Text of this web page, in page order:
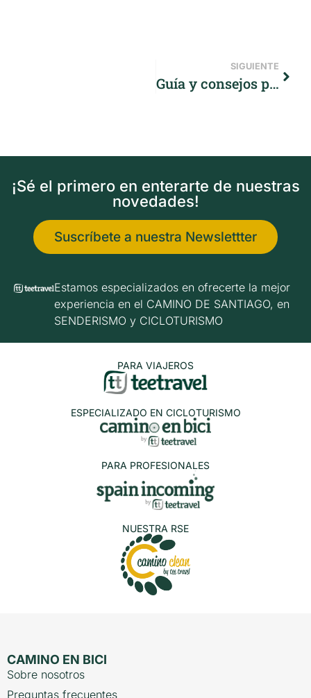
SIGUIENTE
Guía y consejos para hacer el Camino de Santiago en bicicleta
¡Sé el primero en enterarte de nuestras
novedades!
Suscríbete a nuestra Newslettter
Estamos especializados en ofrecerte la mejor
experiencia en el CAMINO DE SANTIAGO, en
SENDERISMO y CICLOTURISMO
PARA VIAJEROS
ESPECIALIZADO EN CICLOTURISMO
PARA PROFESIONALES
NUESTRA RSE
CAMINO EN BICI
Sobre nosotros
Preguntas frecuentes